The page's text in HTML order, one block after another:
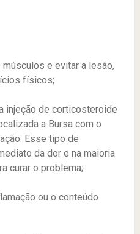
e evitar a lesão,
físicos;
injeção de corticosteroide
a Bursa com o
Esse tipo de
da dor e na maioria
curar o problema;
ou o conteúdo